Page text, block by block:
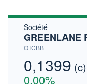
Société
GREENLANE
OTCBB
0,1399 (c)
0,00%